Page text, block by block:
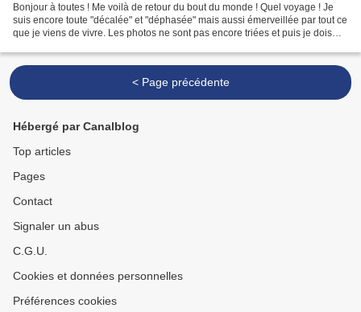
Bonjour à toutes ! Me voilà de retour du bout du monde ! Quel voyage ! Je
suis encore toute "décalée" et "déphasée" mais aussi émerveillée par tout ce
que je viens de vivre. Les photos ne sont pas encore triées et puis je dois
< Page précédente
Hébergé par Canalblog
Top articles
Pages
Contact
Signaler un abus
C.G.U.
Cookies et données personnelles
Préférences cookies